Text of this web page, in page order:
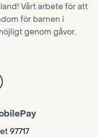
Vårt arbete för att
för barnen i
genom gåvor.
97717